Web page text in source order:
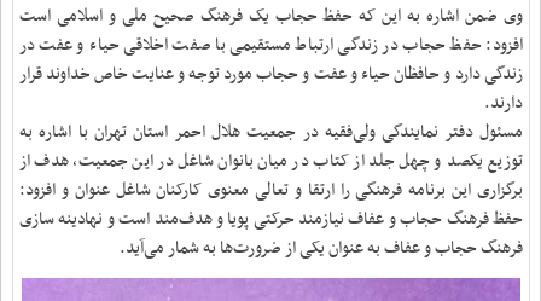
وی ضمن اشاره به این که حفظ حجاب یک فرهنگ صحیح ملی و اسلامی است
افزود: حفظ حجاب در زندگی ارتباط مستقیمی با صفت اخلاقی حیاء و عفت در
زندگی دارد و حافظان حیاء و عفت و حجاب مورد توجه و عنایت خاص خداوند قرار
دارند.
مسئول دفتر نمایندگی ولی‌فقیه در جمعیت هلال احمر استان تهران با اشاره به
توزیع یکصد و چهل جلد از کتاب در میان بانوان شاغل در این جمعیت، هدف از
برگزاری این برنامه فرهنگی را ارتقا و تعالی معنوی کارکنان شاغل عنوان و افزود:
حفظ فرهنگ حجاب و عفاف نیازمند حرکتی پویا و هدف‌مند است و نهادینه سازی
فرهنگ حجاب و عفاف به عنوان یکی از ضرورت‌ها به شمار می‌آید.